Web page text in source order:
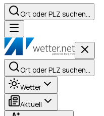
Ort oder PLZ suchen…
Ort oder PLZ suchen…
Wetter
Aktuell